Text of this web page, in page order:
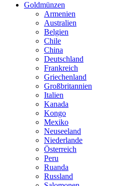
Goldmünzen
Armenien
Australien
Belgien
Chile
China
Deutschland
Frankreich
Griechenland
Großbritannien
Italien
Kanada
Kongo
Mexiko
Neuseeland
Niederlande
Österreich
Peru
Ruanda
Russland